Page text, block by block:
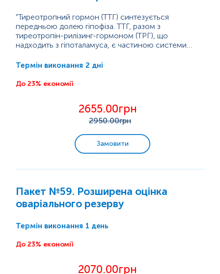
"Тиреотропний гормон (ТТГ) синтезується
передньою долею гіпофіза. ТТГ, разом з
тиреотропін-рилізинг-гормоном (ТРГ), що
надходить з гіпоталамуса, є частиною системи
рівень гормонів щитовидної залози в крові.
концентрації гормонів щитовидної залози -
знижується, гіпоталамус вивільняє...
Термін виконання 2 дні
До 23% економії
2655.00грн
2950.00грн
Замовити
Пакет №59. Розширена оцінка
оваріального резерву
Термін виконання 1 день
До 23% економії
2070.00грн